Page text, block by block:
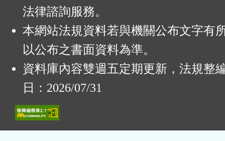
法律諮詢服務。
本網站法規資料若與機關公布文字有
以公布之書面資料為準。
資料庫內容雙週五定期更新，法規整
日：2026/07/31